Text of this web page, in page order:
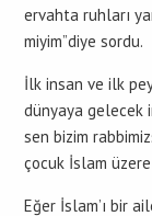
ervahta ruhları
miyim”diye sordu.
İlk insan ve ilk
dünyaya gelecek
sen bizim
çocuk İslam
Eğer İslam’ı bir